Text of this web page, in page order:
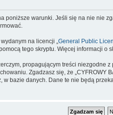
poniższe warunki. Jeśli się na nie nie
wydanym na licencji „General Public
tego skryptu. Więcej informacji o
propagującym treści
Zgadzasz się, że
bazie danych. Dane te nie będą